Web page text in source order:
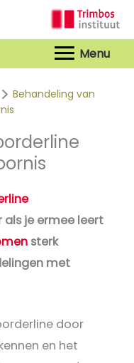
Behandeling van
je ermee leert
sterk
met
door
en het